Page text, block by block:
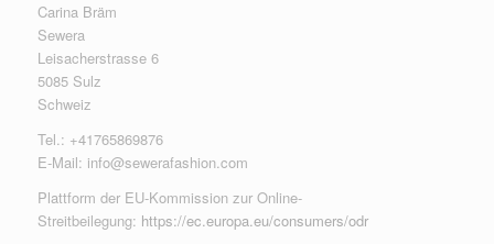
Carina Bräm
Sewera
Leisacherstrasse 6
5085 Sulz
Schweiz
Tel.: +41765869876
E-Mail: info@sewerafashion.com
Plattform der EU-Kommission zur Online-
Streitbeilegung: https://ec.europa.eu/consumers/odr